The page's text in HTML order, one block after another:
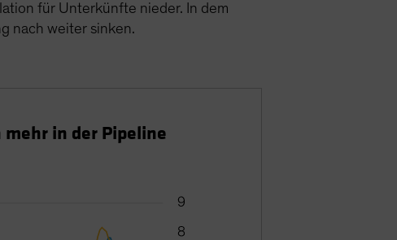
für Unterkünfte nieder. In dem
nach weiter sinken.
in der Pipeline